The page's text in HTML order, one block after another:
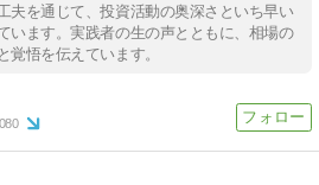
夫を通じて、投資活動の奥深さといち早い
います。実践者の生の声とともに、相場の
悟を伝えています。